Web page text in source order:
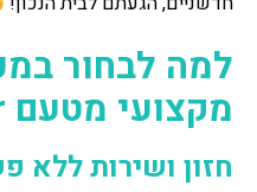
למה לבחור
מקצועי מטעם EliteLaser?
חזון ושירות ללא